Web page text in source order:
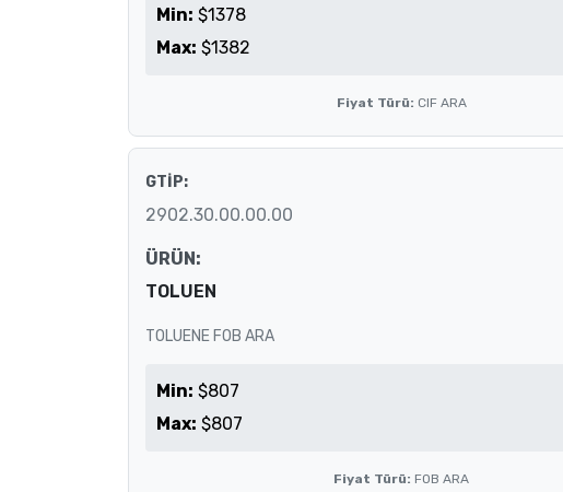
Min: $1378
Max: $1382
Fiyat Türü: CIF ARA
GTİP:
2902.30.00.00.00
ÜRÜN:
TOLUEN
TOLUENE FOB ARA
Min: $807
Max: $807
Fiyat Türü: FOB ARA